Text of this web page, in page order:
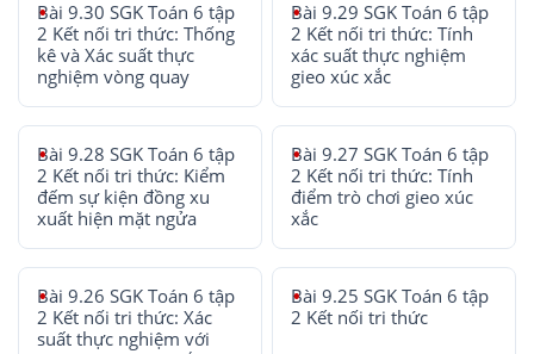
Bài 9.30 SGK Toán 6 tập
2 Kết nối tri thức: Thống
kê và Xác suất thực
nghiệm vòng quay
Bài 9.29 SGK Toán 6 tập
2 Kết nối tri thức: Tính
xác suất thực nghiệm
gieo xúc xắc
Bài 9.28 SGK Toán 6 tập
2 Kết nối tri thức: Kiểm
đếm sự kiện đồng xu
xuất hiện mặt ngửa
Bài 9.27 SGK Toán 6 tập
2 Kết nối tri thức: Tính
điểm trò chơi gieo xúc
xắc
Bài 9.26 SGK Toán 6 tập
2 Kết nối tri thức: Xác
suất thực nghiệm với
Bài 9.25 SGK Toán 6 tập
2 Kết nối tri thức